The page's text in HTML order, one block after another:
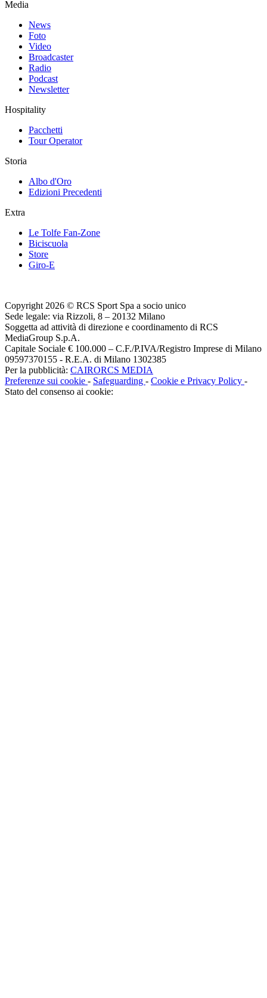
Media
News
Foto
Video
Broadcaster
Radio
Podcast
Newsletter
Hospitality
Pacchetti
Tour Operator
Storia
Albo d'Oro
Edizioni Precedenti
Extra
Le Tolfe Fan-Zone
Biciscuola
Store
Giro-E
Copyright 2026 © RCS Sport Spa a socio unico
Sede legale: via Rizzoli, 8 – 20132 Milano
Soggetta ad attività di direzione e coordinamento di RCS
MediaGroup S.p.A.
Capitale Sociale € 100.000 – C.F./P.IVA/Registro Imprese di Milano
09597370155 - R.E.A. di Milano 1302385
Per la pubblicità: CAIRORCS MEDIA
Preferenze sui cookie - Safeguarding - Cookie e Privacy Policy -
Stato del consenso ai cookie: